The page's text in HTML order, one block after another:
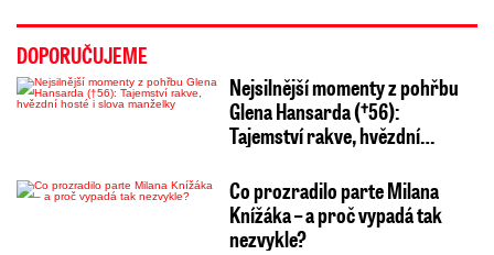
DOPORUČUJEME
Nejsilnější momenty z pohřbu
Glena Hansarda (†56):
Tajemství rakve, hvězdní…
Co prozradilo parte Milana
Knížáka – a proč vypadá tak
nezvykle?